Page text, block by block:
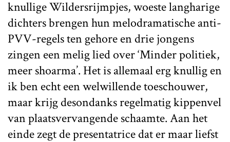
knullige Wildersrijmpjes, woeste langharige
dichters brengen hun melodramatische anti-
PVV-regels ten gehore en drie jongens
zingen een melig lied over ‘Minder politiek,
meer shoarma’. Het is allemaal erg knullig en
ik ben echt een welwillende toeschouwer,
maar krijg desondanks regelmatig kippenvel
van plaatsvervangende schaamte. Aan het
einde zegt de presentatrice dat er maar liefst